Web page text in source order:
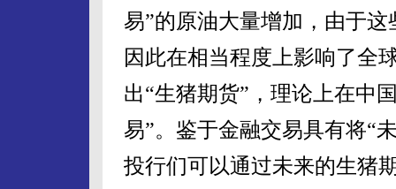
易”的原油大量增加，由于
因此在相当程度上影响了全
出“生猪期货”，理论上在中
易”。鉴于金融交易具有将“
投行们可以通过未来的生猪